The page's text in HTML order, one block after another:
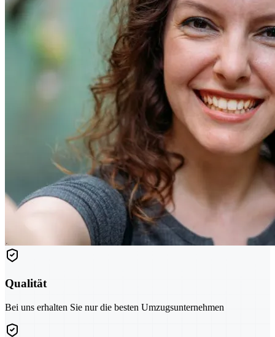
Qualität
Bei uns erhalten Sie nur die besten Umzugsunternehmen